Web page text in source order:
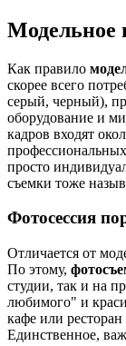
Модельное
Как правило
скорее всего
серый, черный),
оборудование и
кадров входят
просто
съемки тоже
Фотосессия
Отличается от
По этому,
студии, так и на
любимого" и
кафе или
Единственное,